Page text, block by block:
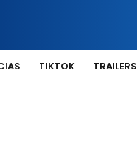
TIKTOK TRAILERS